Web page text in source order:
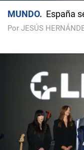
MUNDO España
Por JESÚS